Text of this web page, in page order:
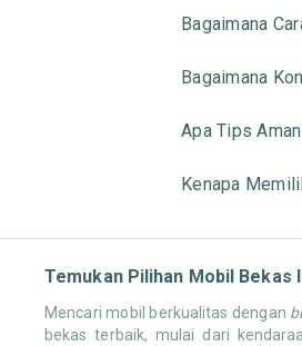
Bagaimana
Bagaimana
Apa Tips
Kenapa
Temukan Pilihan Mobil Bekas
Mencari mobil berkualitas dengan
bekas terbaik, mulai dari